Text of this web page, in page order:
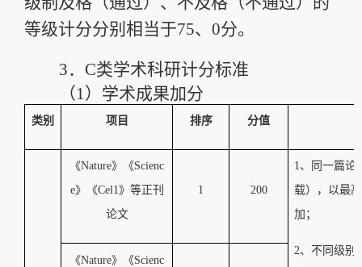
等级计分分别相当于75、 0分。
3． C类学术科研计分标准
（1） 学术成果加分
类别 项目 排序 分值
《Nature》《Scienc
e》《Cel1》等正刊
论文
1 200
1 、同一篇论
载），以最
加；
2、不同级别
《Nature》《Scienc